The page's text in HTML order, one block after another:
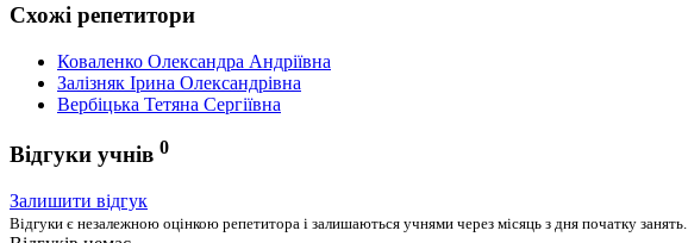
Схожі репетитори
Коваленко Олександра Андріївна
Залізняк Ірина Олександрівна
Вербіцька Тетяна Сергіївна
Відгуки учнів 0
Залишити відгук
Відгуки є незалежною оцінкою репетитора і залишаються учнями через місяць з дня початку занять.